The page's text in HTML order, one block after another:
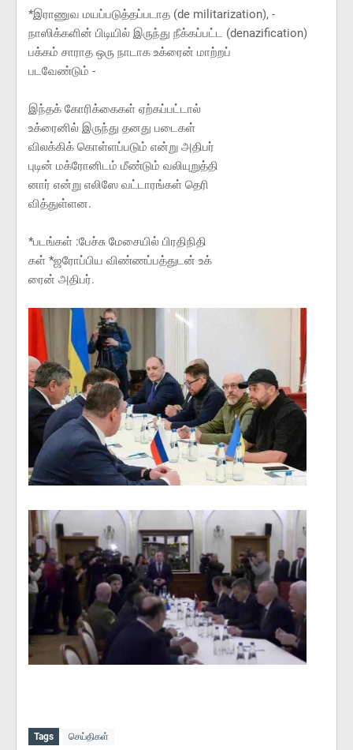
*இராணுவ மயப்படுத்தப்படாத (de militarization), -
நாஸிக்களின் பிடியில் இருந்து நீக்கப்பட்ட (denazification)
பக்கம் சாராத ஒரு நாடாக உக்ரைன் மாற்றப்
படவேண்டும் -
இந்தக் கோரிக்கைகள் ஏற்கப்பட்டால்
உக்ரைனில் இருந்து தனது படைகள்
விலக்கிக் கொள்ளப்படும் என்று அதிபர்
புடின் மக்ரோனிடம் மீண்டும் வலியுறுத்தி
னார் என்று எலிஸே வட்டாரங்கள் தெரி
வித்துள்ளன.
*படங்கள் :பேச்சு மேசையில் பிரதிநிதி
கள் *ஜரோப்பிய விண்ணப்பத்துடன் உக்
ரைன் அதிபர்.
Tags செய்திகள்